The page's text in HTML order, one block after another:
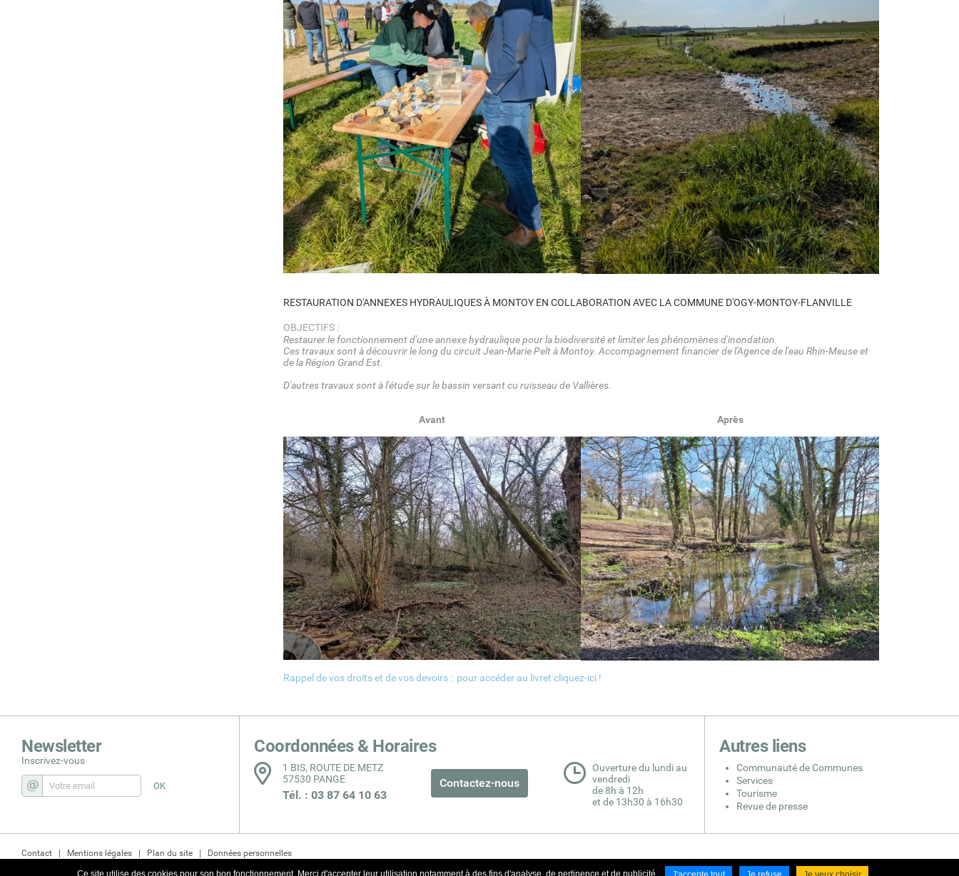
RESTAURATION D'ANNEXES HYDRAULIQUES À MONTOY EN COLLABORATION AVEC LA COMMUNE D'OGY-MONTOY-FLANVILLE
OBJECTIFS :
Restaurer le fonctionnement d'une annexe hydraulique pour la biodiversité et limiter les phénomènes d'inondation.
Ces travaux sont à découvrir le long du circuit Jean-Marie Pelt à Montoy. Accompagnement financier de l'Agence de l'eau Rhin-Meuse et
de la Région Grand Est.
D'autres travaux sont à l'étude sur le bassin versant cu ruisseau de Vallières.
Avant Après
Rappel de vos droits et de vos devoirs : pour accéder au livret cliquez-ici !
Newsletter
Inscrivez-vous
Autres liens
Communauté de Communes
Services
Tourisme
Revue de presse
Coordonnées & Horaires
1 BIS, ROUTE DE METZ
57530 PANGE
Tél. : 03 87 64 10 63
Ouverture du lundi au
vendredi
de 8h à 12h
et de 13h30 à 16h30
Contactez-nous
Contact Mentions légales Plan du site Données personnelles
Ce site utilise des cookies pour son bon fonctionnement. Merci d'accepter leur utilisation notamment à des fins d'analyse, de pertinence et de publicité.